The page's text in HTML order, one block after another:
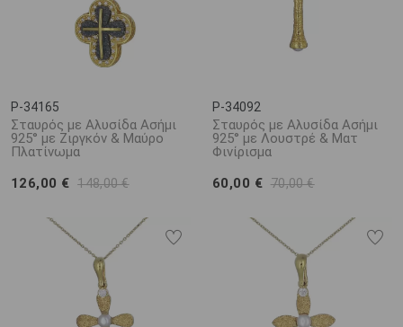
P-34165
Σταυρός με Αλυσίδα Ασήμι
925° με Ζιργκόν & Μαύρο
Πλατίνωμα
126,00 € 148,00 €
P-34092
Σταυρός με Αλυσίδα Ασήμι
925° με Λουστρέ & Ματ
Φινίρισμα
60,00 € 70,00 €